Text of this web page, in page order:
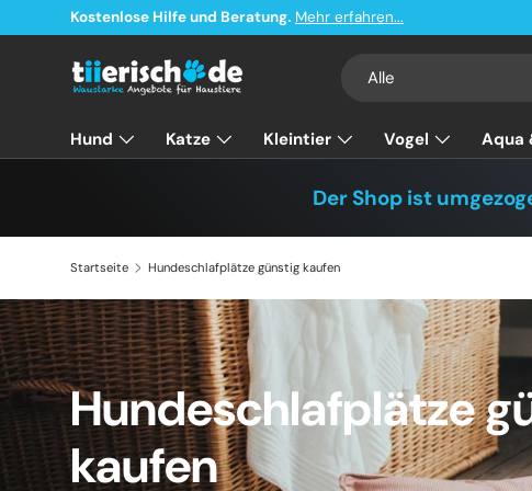
Direkt zum Inhalt
Kostenlose Hilfe und Beratung. Mehr erfahren...
Alle
Hund Katze Kleintier Vogel Aqua
Der Shop ist
Startseite Hundeschlafplätze günstig kaufen
Hundeschlafplätze
kaufen